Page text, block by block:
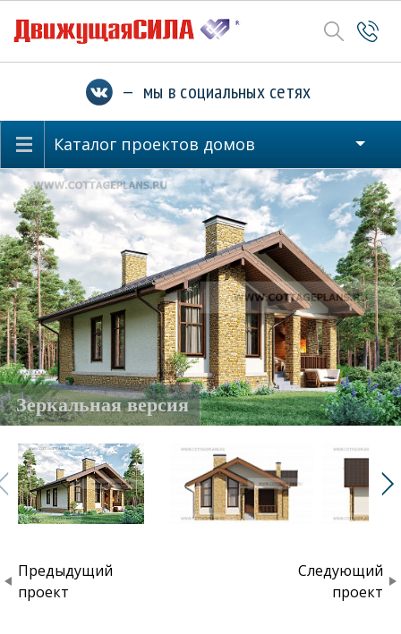
— мы в социальных сетях
Каталог проектов домов
Зеркальная версия
Предыдущий
проект
Следующий
проект